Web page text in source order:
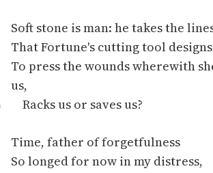
Soft stone is man: he takes the
That Fortune's cutting tool
To press the wounds wherewith
us,
Racks us or saves us?
Time, father of forgetfulness
So longed for now in my distress,